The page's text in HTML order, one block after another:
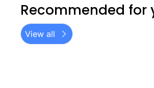
Recommended for
View all